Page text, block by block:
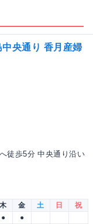
央通り 香月産婦
徒歩5分 中央通り沿い
木 金 土 日
祝
●
●